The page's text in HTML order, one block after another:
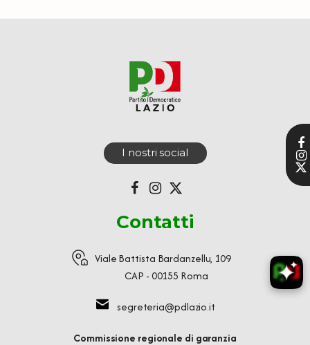
I nostri social
Contatti
Viale Battista Bardanzellu, 109
CAP - 00155 Roma
segreteria@pdlazio.it
Commissione regionale di garanzia